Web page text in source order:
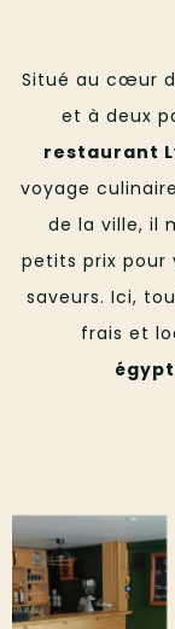
Situé au cœur
et à deux
restaurant
voyage
de la ville, il
petits prix pour
saveurs. Ici,
frais et